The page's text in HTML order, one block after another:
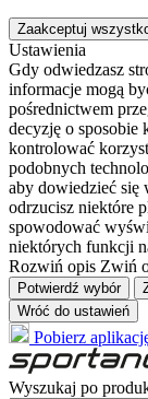
Zaakceptuj
Ustawienia
Gdy odwiedzasz
informacje mogą
pośrednictwem
decyzję o sposobie
kontrolować
podobnych
aby dowiedzieć się
odrzucisz niektóre
spowodować
niektórych funkcji
Rozwiń opis Zwiń
Potwierdź wybór
Wróć do ustawień
Pobierz
Wyszukaj po